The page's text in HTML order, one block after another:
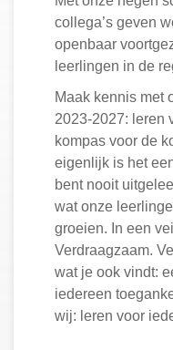
collega’s geven
openbaar
leerlingen in de
Maak kennis met
2023-2027: leren
kompas voor de
eigenlijk is het
bent nooit
wat onze
groeien. In een
Verdraagzaam.
wat je ook vindt:
iedereen
wij: leren voor